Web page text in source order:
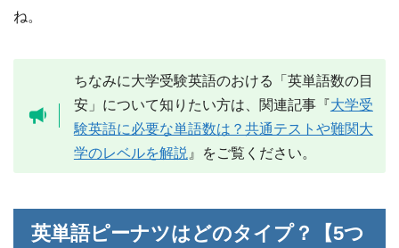
ね。
ちなみに大学受験英語のおける「英単語数の目
安」について知りたい方は、関連記事『大学受
験英語に必要な単語数は？共通テストや難関大
学のレベルを解説 』をご覧ください。
英単語ピーナツはどのタイプ？【5つ